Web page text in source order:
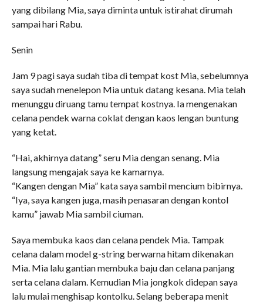
yang dibilang Mia, saya diminta untuk istirahat dirumah
sampai hari Rabu.
Senin
Jam 9 pagi saya sudah tiba di tempat kost Mia, sebelumnya
saya sudah menelepon Mia untuk datang kesana. Mia telah
menunggu diruang tamu tempat kostnya. Ia mengenakan
celana pendek warna coklat dengan kaos lengan buntung
yang ketat.
“Hai, akhirnya datang” seru Mia dengan senang. Mia
langsung mengajak saya ke kamarnya.
“Kangen dengan Mia” kata saya sambil mencium bibirnya.
“Iya, saya kangen juga, masih penasaran dengan kontol
kamu” jawab Mia sambil ciuman.
Saya membuka kaos dan celana pendek Mia. Tampak
celana dalam model g-string berwarna hitam dikenakan
Mia. Mia lalu gantian membuka baju dan celana panjang
serta celana dalam. Kemudian Mia jongkok didepan saya
lalu mulai menghisap kontolku. Selang beberapa menit